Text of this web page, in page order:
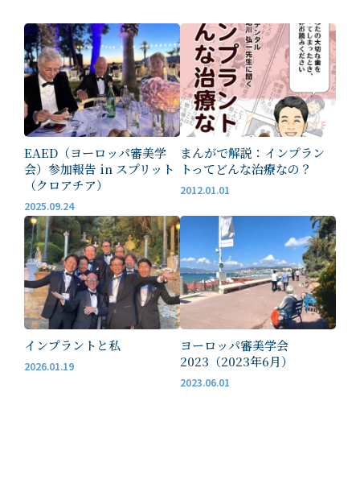
EAED（ヨーロッパ審美学
会）参加報告 in スプリット
（クロアチア）
2025.09.24
まんがで解説：インプラン
トってどんな治療なの？
2012.01.01
インプラントと私
2026.01.19
ヨーロッパ審美学会
2023（2023年6月）
2023.06.01